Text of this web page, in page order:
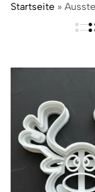
Startseite »